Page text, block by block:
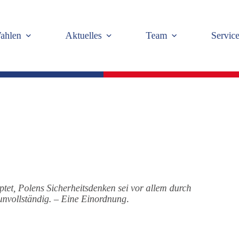
Aktuelles Team Service
Polens Sicherheitsdenken sei vor allem durch
– Eine Einordnung.